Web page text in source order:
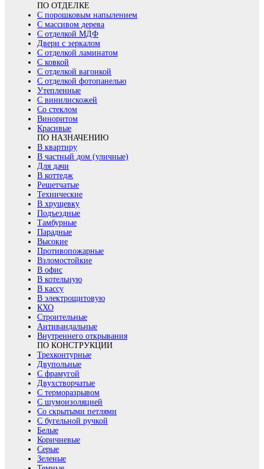
ПО ОТДЕЛКЕ
С порошковым напылением
С массивом дерева
С отделкой МДФ
Двери с зеркалом
С отделкой ламинатом
С ковкой
С отделкой вагонкой
С отделкой фотопанелью
Утепленные
С винилискожей
Со стеклом
Виноритом
Красивые
ПО НАЗНАЧЕНИЮ
В квартиру
В частный дом (уличные)
Для дачи
В коттедж
Решетчатые
Технические
В хрущевку
Подъездные
Тамбурные
Парадные
Высокие
Противопожарные
Взломостойкие
В офис
В котельную
В кассу
В электрощитовую
КХО
Строительные
Антивандальные
Внутреннего открывания
ПО КОНСТРУКЦИИ
Трехконтурные
Двупольные
С фрамугой
Двухстворчатые
С терморазрывом
С шумоизоляцией
Со скрытыми петлями
С бугельной ручкой
Белые
Коричневые
Серые
Зеленые